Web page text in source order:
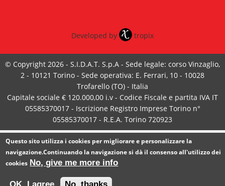
Developed by tropix
© Copyright 2026 - S.I.D.A.T. S.p.A - Sede legale: corso Vinzaglio,
2 - 10121 Torino - Sede operativa: E. Ferrari, 10 - 10028
Trofarello (TO) - Italia
Capitale sociale € 120.000,00 i.v - Codice Fiscale e partita IVA IT
05585370017 - Iscrizione Registro Imprese Torino n°
05585370017 - R.E.A. Torino 720923
Questo sito utilizza i cookies per migliorare e personalizzare la
navigazione.Continuando la navigazione si dà il consenso all'utilizzo dei
cookies No, give me more info